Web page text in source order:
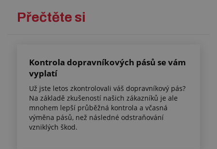
Přečtěte si
Kontrola dopravníkových pásů se vám
vyplatí
Už jste letos zkontrolovali váš dopravníkový pás?
Na základě zkušeností našich zákazníků je ale
mnohem lepší průběžná kontrola a včasná
výměna pásů, než následné odstraňování
vzniklých škod.